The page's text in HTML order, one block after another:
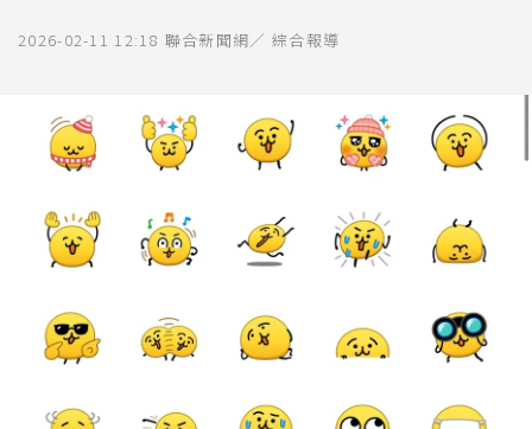
2026-02-11 12:18 聯合新聞網／ 綜合報導